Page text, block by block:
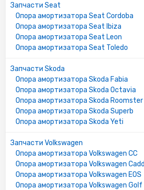
Запчасти Seat
Опора амортизатора Seat Cordoba
Опора амортизатора Seat Ibiza
Опора амортизатора Seat Leon
Опора амортизатора Seat Toledo
Запчасти Skoda
Опора амортизатора Skoda Fabia
Опора амортизатора Skoda Octavia
Опора амортизатора Skoda Roomster
Опора амортизатора Skoda Superb
Опора амортизатора Skoda Yeti
Запчасти Volkswagen
Опора амортизатора Volkswagen CC
Опора амортизатора Volkswagen
Опора амортизатора Volkswagen EOS
Опора амортизатора Volkswagen Golf